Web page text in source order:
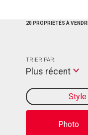
20 PROPRIÉTÉS À
Photo
TRIER PAR:
Plus récent